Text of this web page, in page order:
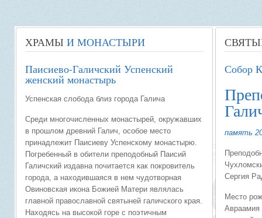
ХРАМЫ И МОНАСТЫРИ
Паисиево-Галичский Успенский
женский монастырь
Успенская слобода близ города Галича
Среди многочисленных монастырей, окружавших
в прошлом древний Галич, особое место
принадлежит Паисиеву Успенскому монастырю.
Погребенный в обители преподобный Паисий
Галичский издавна почитается как покровитель
города, а находившаяся в нем чудотворная
Овиновская икона Божией Матери являлась
главной православной святыней галичского края.
Находясь на высокой горе с поэтичным
Собор
память
Сергия
Место
Авраамия